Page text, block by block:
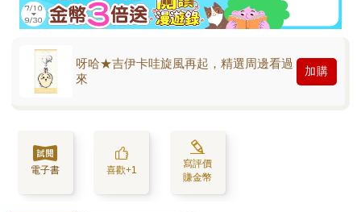
呀哈★吉伊卡哇旋風再起，精選周邊看過
來
加購
電子書 喜歡+1
寫評價
賺金幣